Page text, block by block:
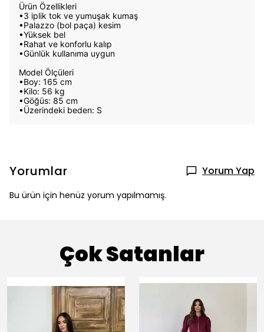
Ürün Özellikleri
•3 iplik tok ve yumuşak kumaş
•Palazzo (bol paça) kesim
•Yüksek bel
•Rahat ve konforlu kalıp
•Günlük kullanıma uygun
Model Ölçüleri
•Boy: 165 cm
•Kilo: 56 kg
•Göğüs: 85 cm
•Üzerindeki beden: S
Yorumlar Yorum Yap
Bu ürün için henüz yorum yapılmamış.
Çok Satanlar